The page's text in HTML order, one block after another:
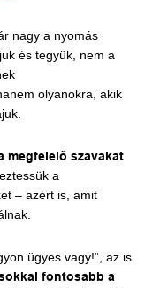
nagy a nyomás
és tegyük, nem a
olyanokra, akik
megfelelő szavakat
a
– azért is, amit
ügyes vagy!”, az is
fontosabb a